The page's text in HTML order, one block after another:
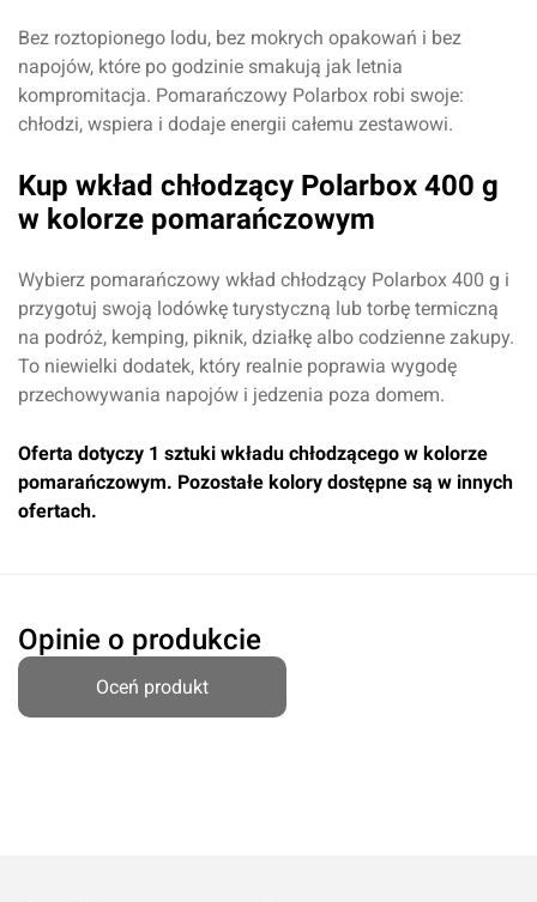
Bez roztopionego lodu, bez mokrych opakowań i bez
napojów, które po godzinie smakują jak letnia
kompromitacja. Pomarańczowy Polarbox robi swoje:
chłodzi, wspiera i dodaje energii całemu zestawowi.
Kup wkład chłodzący Polarbox 400 g
w kolorze pomarańczowym
Wybierz pomarańczowy wkład chłodzący Polarbox 400 g i
przygotuj swoją lodówkę turystyczną lub torbę termiczną
na podróż, kemping, piknik, działkę albo codzienne zakupy.
To niewielki dodatek, który realnie poprawia wygodę
przechowywania napojów i jedzenia poza domem.
Oferta dotyczy 1 sztuki wkładu chłodzącego w kolorze
pomarańczowym. Pozostałe kolory dostępne są w innych
ofertach.
Opinie o produkcie
Oceń produkt